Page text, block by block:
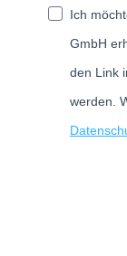
Ich
GmbH
den Link
werden.